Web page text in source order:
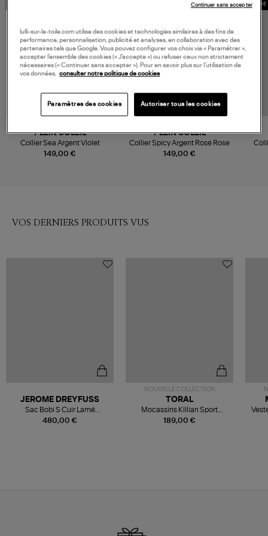
149,00 €
PLEIN SOLEIL
Collier Sea Argent Violet
149,00 €
PLEIN SOLEIL
Collier Spicy Argent Rosé Rose
MADE
VOS DERNIERS PRODUITS VUS
480,00 €
JEROME DREYFUSS
Sac Bobi S Cuir Lamé
Champagne
NOUVELLE COLLECTION
189,00 €
TORAL
Mocassins Killian Sport
Mousse
lulli-sur-la-toile.com utilise des cookies et technologies similaires à des fins de
performance, personnalisation, publicité et analyses, en collaboration avec des
partenaires tels que Google. Vous pouvez configurer vos choix via « Paramétrer »,
accepter l’ensemble des cookies (« J’accepte ») ou refuser ceux non strictement
nécessaires (« Continuer sans accepter »). Pour en savoir plus sur l’utilisation de
vos données, consulter notre politique de cookies
Paramètres des cookies Autoriser tous les cookies
Continuer sans accepter